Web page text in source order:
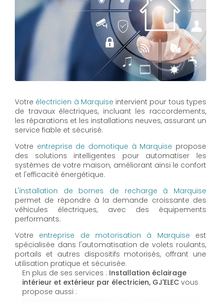
Votre électricien à Marquise intervient pour tous types
de travaux électriques, incluant les raccordements,
les réparations et les installations neuves, assurant un
service fiable et sécurisé.
Votre entreprise de domotique à Marquise propose
des solutions intelligentes pour automatiser les
systèmes de votre maison, améliorant ainsi le confort
et l'efficacité énergétique.
L'installation de bornes de recharge à Marquise
permet de répondre à la demande croissante des
véhicules électriques, avec des équipements
performants.
Votre entreprise de motorisation à Marquise est
spécialisée dans l'automatisation de volets roulants,
portails et autres dispositifs motorisés, offrant une
utilisation pratique et sécurisée.
En plus de ses services : Installation éclairage
intérieur et extérieur par électricien, GJ'ELEC vous
propose aussi :